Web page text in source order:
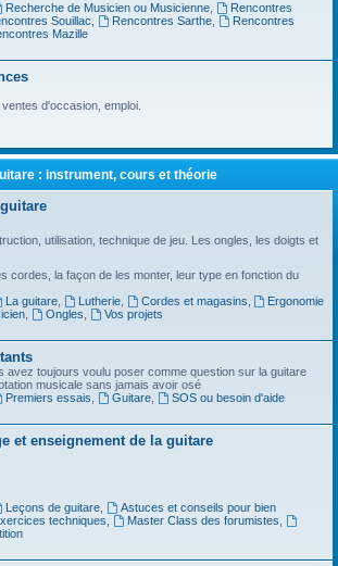
Recherche de Musicien ou Musicienne,
Rencontres
Souillac Rencontres Sarthe,
Rencontres
Mazille
d'occasion, emploi.
: instrument, cours et théorie
utilisation, technique de jeu. Les ongles, les doigts et
cordes, la façon de les monter, leur type en fonction du
La guitare, Lutherie, Cordes et magasins
Ergonomie
Ongles
Vos projets
avez toujours voulu poser comme question sur la guitare
musicale sans jamais avoir osé
Premiers essais Guitare,
SOS ou besoin d'aide
et enseignement de la guitare
Leçons de guitare,
Astuces et conseils pour bien
techniques Master Class des forumistes